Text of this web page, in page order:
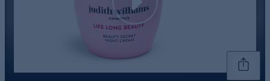
Play